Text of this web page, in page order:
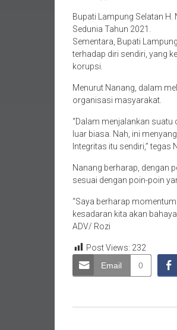
Bupati Lampung Selatan
Sedunia Tahun 2021.
Sementara, Bupati
terhadap diri sendiri, yang
korupsi.
Menurut Nanang, dalam
organisasi masyarakat.
“Dalam menjalankan
luar biasa. Nah, ini
Integritas itu sendiri,” tegas
Nanang berharap, dengan
sesuai dengan poin-poin
“Saya berharap
kesadaran kita akan
ADV/ Rozi
Post Views: 232
Email
0